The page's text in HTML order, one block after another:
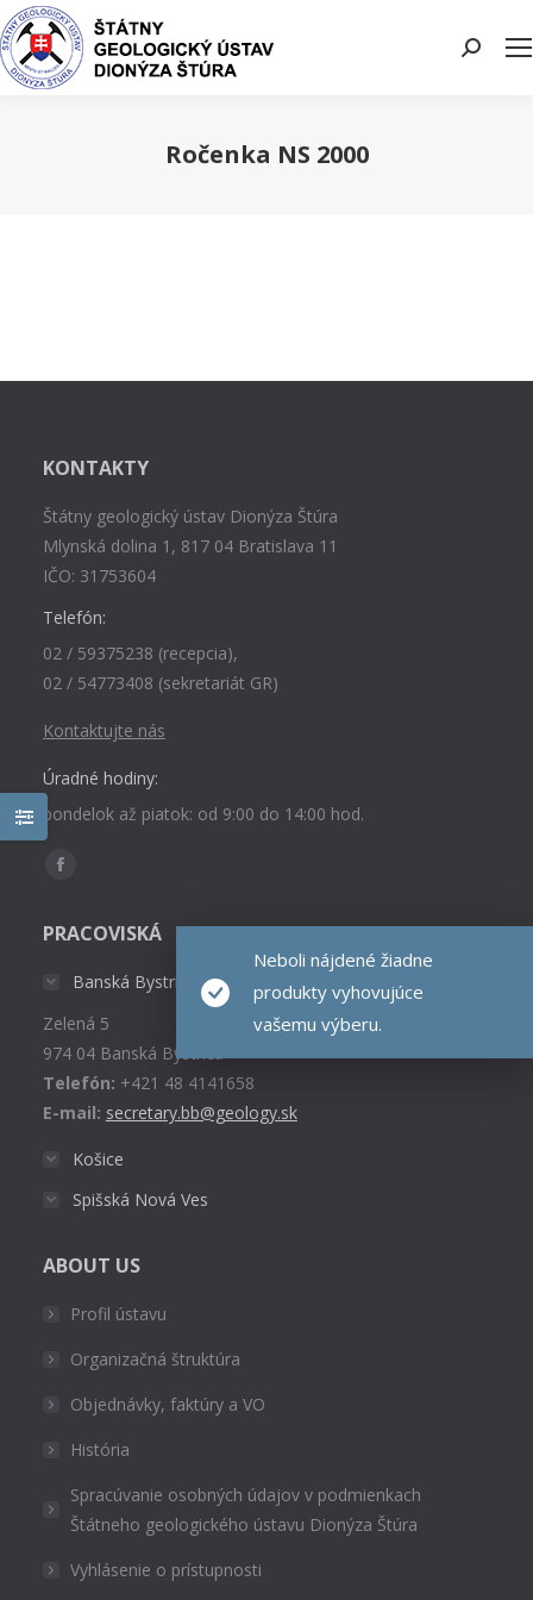
Search:
Ročenka NS 2000
Neboli nájdené žiadne
produkty vyhovujúce
vašemu výberu.
KONTAKTY
Štátny geologický ústav Dionýza Štúra
Mlynská dolina 1, 817 04 Bratislava 11
IČO: 31753604
Telefón:
02 / 59375238 (recepcia),
02 / 54773408 (sekretariát GR)
Kontaktujte nás
Úradné hodiny:
pondelok až piatok: od 9:00 do 14:00 hod.
Find us on:
Facebook
opens
window
PRACOVISKÁ
Banská Bystrica
Zelená 5
974 04 Banská Bystrica
Telefón: +421 48 4141658
E-mail: secretary.bb@geology.sk
Košice
Spišská Nová Ves
ABOUT US
Profil ústavu
Organizačná štruktúra
Objednávky, faktúry a VO
História
Spracúvanie osobných údajov v podmienkach
Štátneho geologického ústavu Dionýza Štúra
Vyhlásenie o prístupnosti